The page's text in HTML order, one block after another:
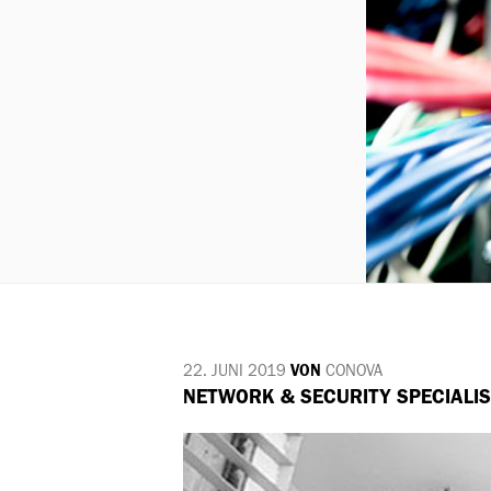
22. JUNI 2019 VON CONOVA
VERÖFFENTLICHT
NETWORK & SECURITY